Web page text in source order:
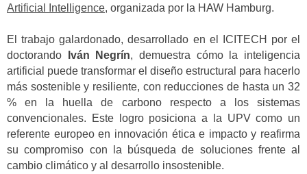
Artificial Intelligence, organizada por la HAW Hamburg.
El trabajo galardonado, desarrollado en el ICITECH por el
doctorando
Iván Negrín, demuestra cómo la inteligencia
artificial puede transformar el diseño estructural para hacerlo
más sostenible y resiliente, con reducciones de hasta un 32
% en la huella de carbono respecto a los sistemas
convencionales. Este logro posiciona a la UPV como un
referente europeo en innovación ética e impacto y reafirma
su compromiso con la búsqueda de soluciones frente al
cambio climático y al desarrollo insostenible.